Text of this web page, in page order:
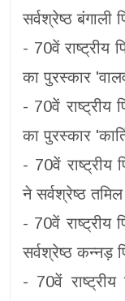
सर्वश्रेष्ठ बंगाली
- 70वें राष्ट्रीय
का पुरस्कार
- 70वें राष्ट्रीय
का पुरस्कार
- 70वें राष्ट्रीय
ने सर्वश्रेष्ठ
- 70वें
सर्वश्रेष्ठ कन्नड़
- 70वें